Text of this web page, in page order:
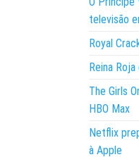
televisão
Royal
Reina
The Girls
HBO Max
Netflix
à Apple